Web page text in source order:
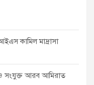
কামিল মাদ্রাসা
সংযুক্ত আরব আমিরাত